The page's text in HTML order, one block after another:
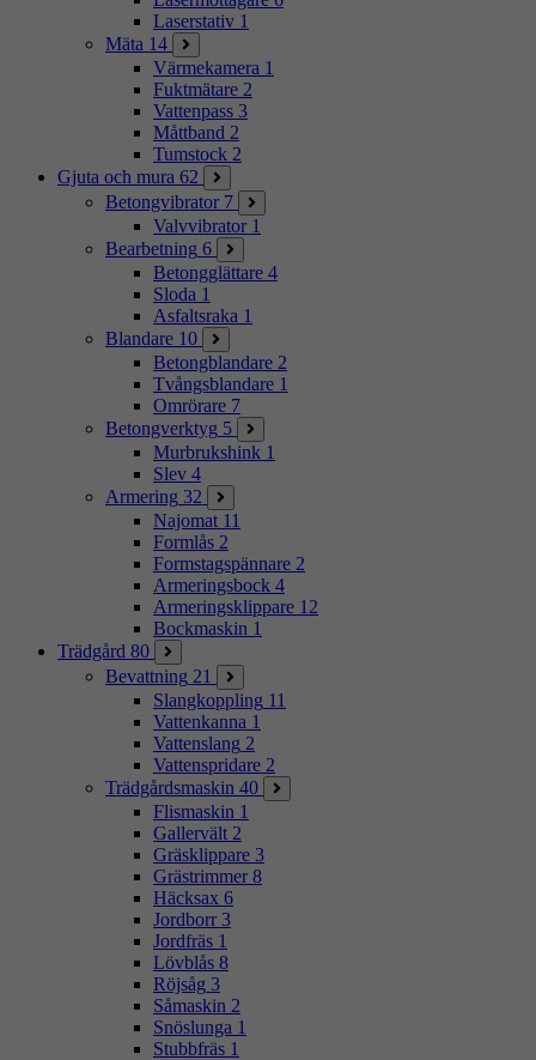
Laserstativ 1
Mäta 14
Värmekamera 1
Fuktmätare 2
Vattenpass 3
Måttband 2
Tumstock 2
Gjuta och mura 62
Betongvibrator 7
Valvvibrator 1
Bearbetning 6
Betongglättare 4
Sloda 1
Asfaltsraka 1
Blandare 10
Betongblandare 2
Tvångsblandare 1
Omrörare 7
Betongverktyg 5
Murbrukshink 1
Slev 4
Armering 32
Najomat 11
Formlås 2
Formstagspännare 2
Armeringsbock 4
Armeringsklippare 12
Bockmaskin 1
Trädgård 80
Bevattning 21
Slangkoppling 11
Vattenkanna 1
Vattenslang 2
Vattenspridare 2
Trädgårdsmaskin 40
Flismaskin 1
Gallervält 2
Gräsklippare 3
Grästrimmer 8
Häcksax 6
Jordborr 3
Jordfräs 1
Lövblås 8
Röjsåg 3
Såmaskin 2
Snöslunga 1
Stubbfräs 1